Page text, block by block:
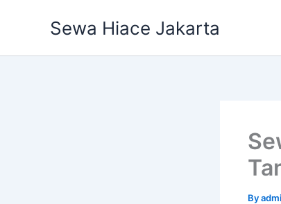
Sewa Hiace Jakarta
By